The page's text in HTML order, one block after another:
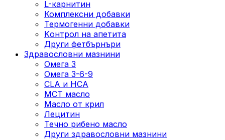
L-карнитин
Комплексни добавки
Термогенни добавки
Kонтрол на апетита
Други фетбърнъри
Здравословни мазнини
Омега 3
Омега 3-6-9
CLA и HCA
МСТ масло
Масло от крил
Лецитин
Течно рибено масло
Други здравословни мазнини